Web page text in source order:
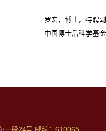
罗宏，博士，特聘
中国博士后科学基
一段24号 邮编：610065